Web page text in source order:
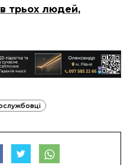
трьох людей,